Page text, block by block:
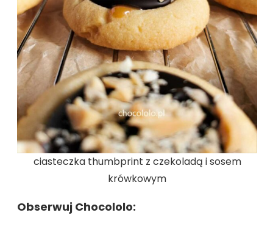
ciasteczka thumbprint z czekoladą i sosem
krówkowym
Obserwuj Chocololo: